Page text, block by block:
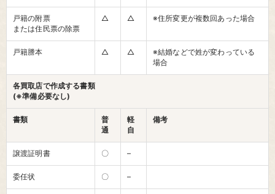
戸籍の附票
または住民票の除票
△ △ ※住所変更が複数回あった場合
戸籍謄本 △ △
※結婚などで姓が変わっている
場合
各買取店で作成する書類
(※準備必要なし)
書類
普
通
軽
自
備考
譲渡証明書 〇 –
委任状 〇 –